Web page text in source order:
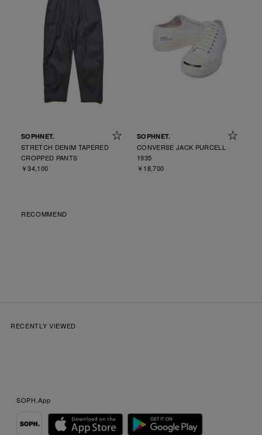
SOPHNET.
STRETCH DENIM TAPERED
CROPPED PANTS
￥34,100
SOPHNET.
CONVERSE JACK PURCELL
1935
￥18,700
RECOMMEND
RECENTLY VIEWED
SOPH.App